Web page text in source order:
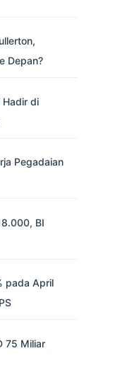
Depan?
Hadir di
Pegadaian
BI
pada April
75 Miliar